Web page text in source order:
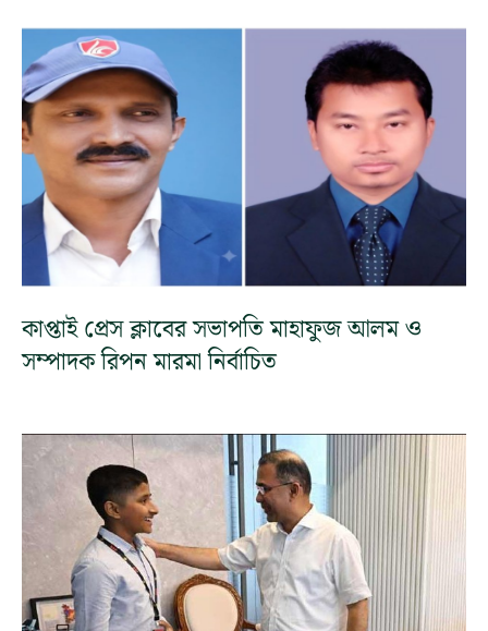
কাপ্তাই প্রেস ক্লাবের সভাপতি মাহাফুজ আলম ও
সম্পাদক রিপন মারমা নির্বাচিত